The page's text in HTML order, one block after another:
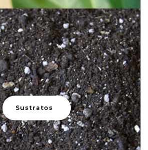
Sustratos